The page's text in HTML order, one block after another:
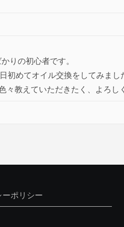
りの初心者です。
初めてオイル交換をしてみまし
々教えていただきたく、よろし
ポリシー